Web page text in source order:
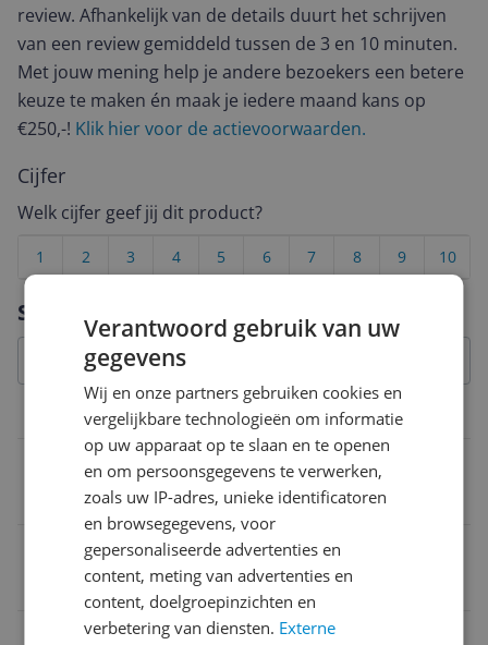
Specificaties
Belangrijkste kenmerken
Type magnetron
Solo magnetron
Solo-magnetron
Bediening
review. Afhankelijk van de details duurt het schrijven
van een review gemiddeld tussen de 3 en 10 minuten.
Met jouw mening help je andere bezoekers een betere
keuze te maken én maak je iedere maand kans op
€250,-! Klik hier voor de actievoorwaarden.
Cijfer
Welk cijfer geef jij dit product?
10
9
8
7
6
5
4
3
2
1
Verantwoord gebruik van uw
gegevens
Wij en onze partners gebruiken cookies en
vergelijkbare technologieën om informatie
op uw apparaat op te slaan en te openen
en om persoonsgegevens te verwerken,
zoals uw IP-adres, unieke identificatoren
en browsegegevens, voor
gepersonaliseerde advertenties en
content, meting van advertenties en
content, doelgroepinzichten en
verbetering van diensten. Externe